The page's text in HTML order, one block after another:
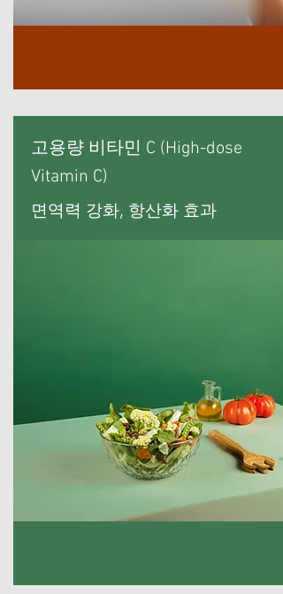
고용량 비타민 C (High-dose
Vitamin C)
면역력 강화, 항산화 효과